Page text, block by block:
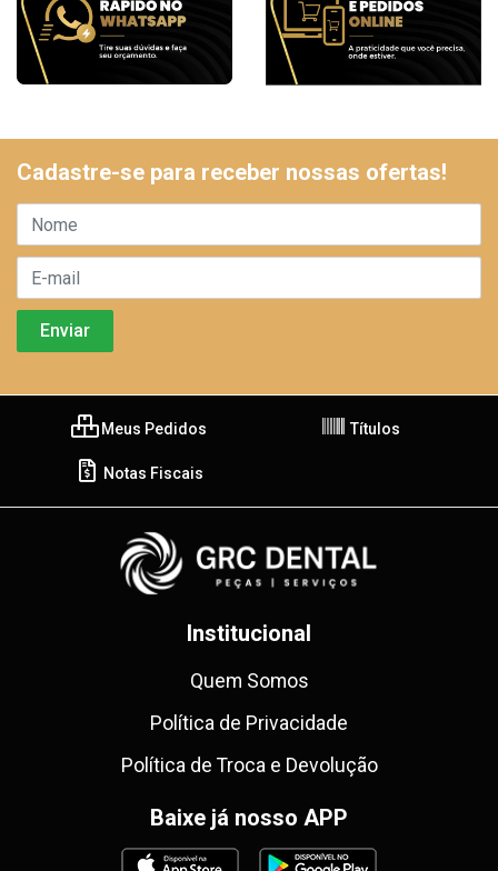
Cadastre-se para receber nossas ofertas!
Meus Pedidos Títulos
Notas Fiscais
Institucional
Quem Somos
Política de Privacidade
Política de Troca e Devolução
Baixe já nosso APP